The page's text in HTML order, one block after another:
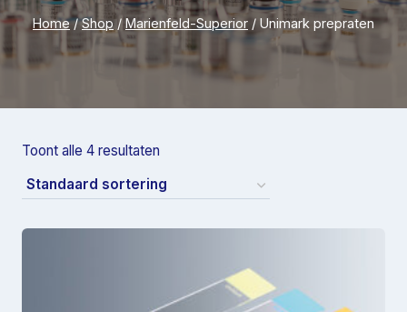
Home / Shop / Marienfeld-Superior / Unimark prepraten
Toont alle 4 resultaten